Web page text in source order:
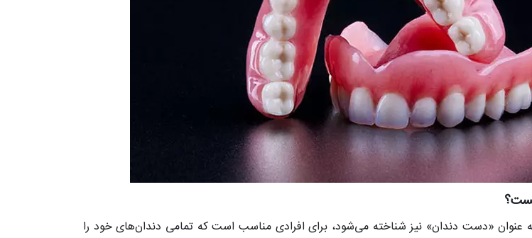
عنوان «دست دندان» نیز شناخته می‌شود، برای افرادی مناسب است که تمامی دندان‌های خود را